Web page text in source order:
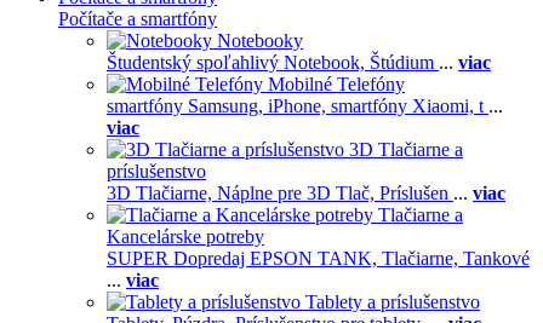
Počítače a smartfóny
Notebooky
Študentský spoľahlivý Notebook, Štúdium ... viac
Mobilné Telefóny
smartfóny Samsung, iPhone, smartfóny Xiaomi, t ...
viac
3D Tlačiarne a
príslušenstvo
3D Tlačiarne, Náplne pre 3D Tlač, Príslušen ... viac
Tlačiarne a
Kancelárske potreby
SUPER Dopredaj EPSON TANK, Tlačiarne, Tankové
... viac
Tablety a príslušenstvo